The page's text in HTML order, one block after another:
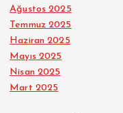
Ağustos 2025
Temmuz 2025
Haziran 2025
Mayıs 2025
Nisan 2025
Mart 2025